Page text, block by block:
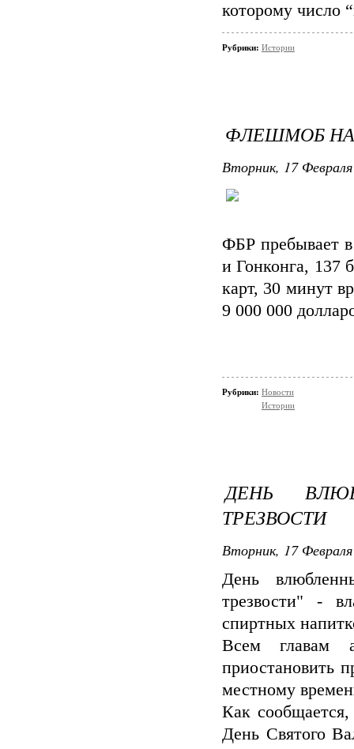
которому число
Рубрики: Истории
ФЛЕШМОБ
Вторник, 17
ФБР пребывает
и Гонконга, 137
карт, 30 минут
9 000 000
Рубрики: Новости
Истории
ДЕНЬ
ТРЕЗВОСТИ
Вторник, 17
День
трезвости" -
спиртных
Всем главам
приостановить
местному
Как
День Святого